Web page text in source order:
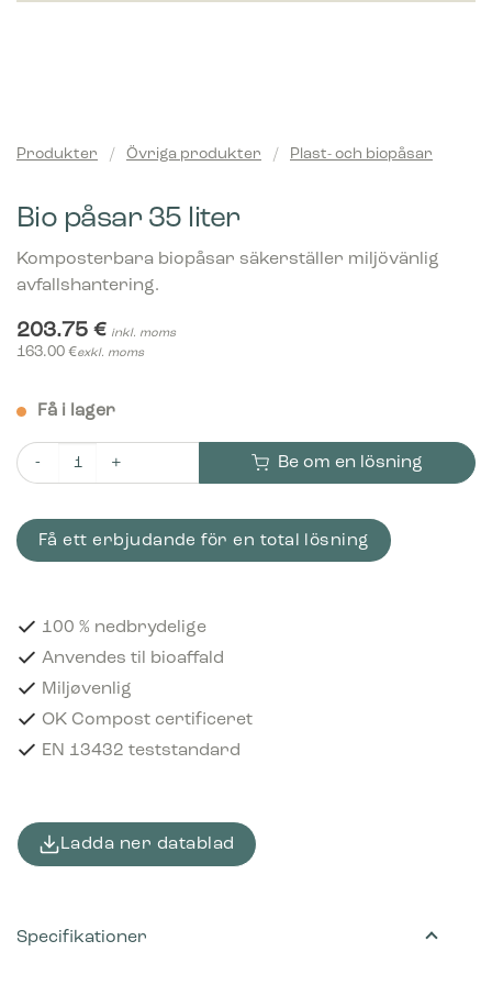
Produkter / Övriga produkter / Plast- och biopåsar
Bio påsar 35 liter
Komposterbara biopåsar säkerställer miljövänlig
avfallshantering.
203.75 € inkl. moms
163.00 €exkl. moms
Få i lager
Bio påsar 35 liter mängd
Be om en lösning
Få ett erbjudande för en total lösning
100 % nedbrydelige
Anvendes til bioaffald
Miljøvenlig
OK Compost certificeret
EN 13432 teststandard
Ladda ner datablad
Specifikationer